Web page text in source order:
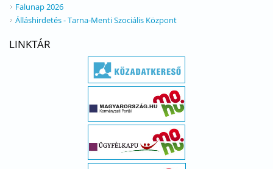
Falunap 2026
Álláshirdetés - Tarna-Menti Szociális Központ
LINKTÁR